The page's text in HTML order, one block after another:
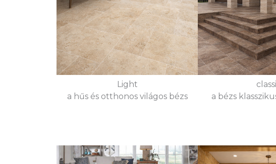
Light
a hűs és otthonos világos bézs
a bézs